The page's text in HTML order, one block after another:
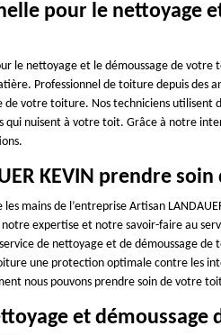
pour le nettoyage
le nettoyage et le démoussage de votre
Professionnel de toiture depuis des
votre toiture. Nos techniciens utilisent
qui nuisent à votre toit. Grâce à notre
KEVIN prendre
mains de l’entreprise Artisan
expertise et notre savoir-faire au
service de nettoyage et de démoussage
une protection optimale contre les
nous pouvons prendre soin de votre
et démoussage